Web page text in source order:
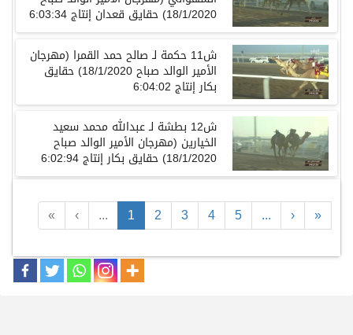
« ‹ ... 1 2 3 4 5 ... › »
18/1/2020) حقايق قعدان إنتاج 6:03:34
ش11 حكمة لـ صالح حمد القمرا (مهرجان
الأمير الوالد صباح 18/1/2020) حقايق
بكار إنتاج 6:04:02
ش12 بطشة لـ عبدالله محمد سعيد
الخيارين (مهرجان الأمير الوالد صباح
18/1/2020) حقايق بكار إنتاج 6:02:94